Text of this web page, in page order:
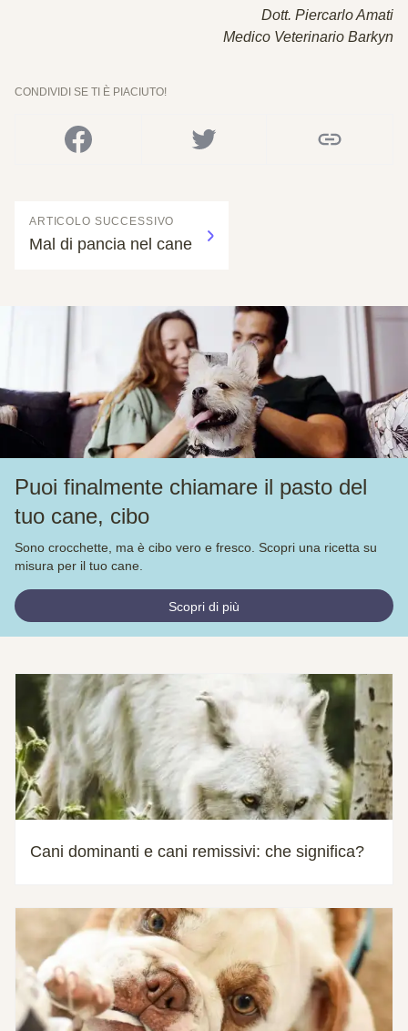
Dott. Piercarlo Amati
Medico Veterinario Barkyn
CONDIVIDI SE TI È PIACIUTO!
ARTICOLO SUCCESSIVO
Mal di pancia nel cane
Puoi finalmente chiamare il pasto del
tuo cane, cibo
Sono crocchette, ma è cibo vero e fresco. Scopri una ricetta su
misura per il tuo cane.
Scopri di più
Cani dominanti e cani remissivi: che significa?